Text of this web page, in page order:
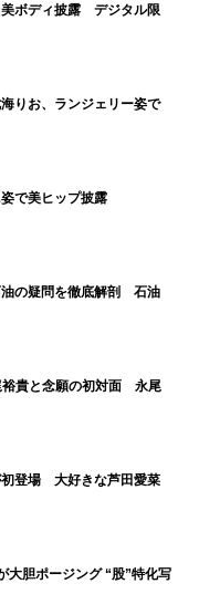
キャスト登壇スペシ
キャスト登壇スペシ
岡本貴也
トライカー、また
ブレイカー」 北村諒
ーン」 橋本祥平×中
」糸川耀士
さんショー」大平
コンシャス・ザ・
松崎史也
美ボディ披露 デジタル限
りお、ランジェリー姿で
で美ヒップ披露
油の疑問を徹底解剖 石油
裕貴と念願の初対面 永尾
初登場 大好きな芦田愛菜
大胆ポージング “股”特化写